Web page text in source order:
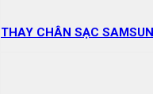
THAY CHÂN SẠC